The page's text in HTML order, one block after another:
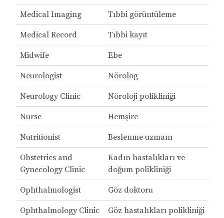
Medical Imaging Tıbbi görüntüleme
Medical Record Tıbbi kayıt
Midwife Ebe
Neurologist Nörolog
Neurology Clinic Nöroloji polikliniği
Nurse Hemşire
Nutritionist Beslenme uzmanı
Obstetrics and
Gynecology Clinic
Kadın hastalıkları ve
doğum polikliniği
Ophthalmologist Göz doktoru
Ophthalmology Clinic Göz hastalıkları polikliniği